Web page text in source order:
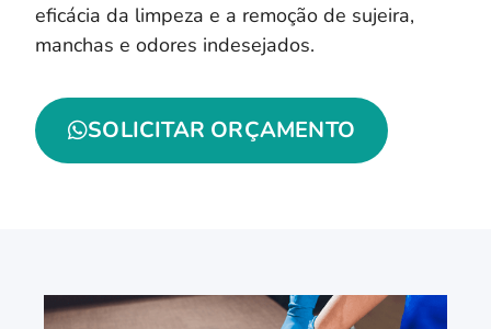
eficácia da limpeza e a remoção de sujeira,
manchas e odores indesejados.
SOLICITAR ORÇAMENTO